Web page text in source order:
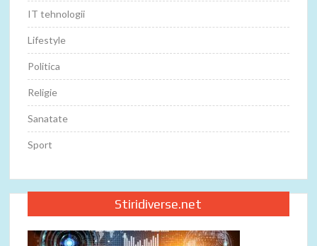
IT tehnologii
Lifestyle
Politica
Religie
Sanatate
Sport
Stiridiverse.net